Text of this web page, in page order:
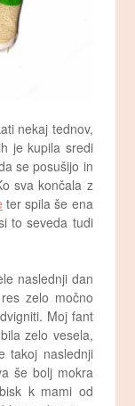
nekaj tednov,
je kupila sredi
se posušijo in
sva končala z
ter spila še ena
to seveda tudi
naslednji dan
zelo močno
Moj fant
zelo vesela,
takoj naslednji
še bolj mokra
k mami od